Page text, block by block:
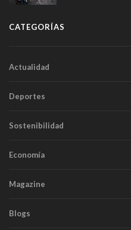
CATEGORÍAS
Actualidad
Deportes
Sostenibilidad
Economía
Magazine
Blogs